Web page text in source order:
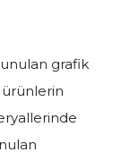
grafik
ürünlerin